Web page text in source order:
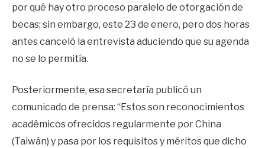
por qué hay otro proceso paralelo de otorgación de
becas; sin embargo, este 23 de enero, pero dos horas
antes canceló la entrevista aduciendo que su agenda
no se lo permitía.
Posteriormente, esa secretaría publicó un
comunicado de prensa: “Estos son reconocimientos
académicos ofrecidos regularmente por China
(Taiwán) y pasa por los requisitos y méritos que dicho